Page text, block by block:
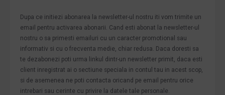
Dupa ce initiezi abonarea la newsletter-ul nostru iti vom trimite un
email pentru activarea abonarii. Cand esti abonat la newsletter-ul
nostru o sa primesti emailuri cu un caracter promotional sau
informativ si cu o frecventa medie, chiar redusa. Daca doresti sa
te dezabonezi poti urma linkul dintr-un newsletter primit, daca esti
client inregistrat ai o sectiune speciala in contul tau in acest scop,
si de asemenea ne poti contacta oricand pe email pentru orice
intrebari sau cerinte cu privire la datele tale personale.